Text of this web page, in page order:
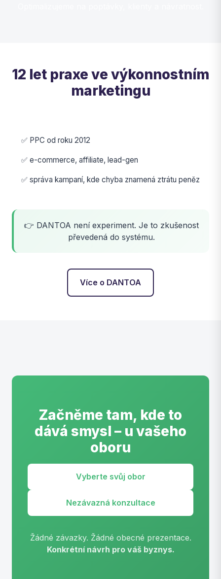
12 let praxe ve výkonnostním
marketingu
✅ PPC od roku 2012
✅ e-commerce, affiliate, lead-gen
✅ správa kampaní, kde chyba znamená ztrátu peněz
👉 DANTOA není experiment. Je to zkušenost
převedená do systému.
Více o DANTOA
Začněme tam, kde to
dává smysl – u vašeho
oboru
Vyberte svůj obor
Nezávazná konzultace
Žádné závazky. Žádné obecné prezentace.
Konkrétní návrh pro váš byznys.